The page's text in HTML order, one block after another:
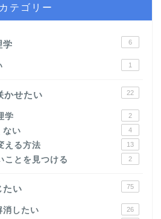
カテゴリー
学 6
1
かせたい 22
学 2
ない 4
える方法 13
ことを見つける 2
たい 75
消したい 26